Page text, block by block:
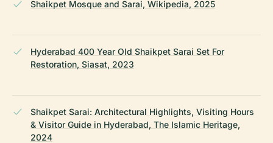
Shaikpet Mosque and Sarai, Wikipedia, 2025
Hyderabad 400 Year Old Shaikpet Sarai Set For
Restoration, Siasat, 2023
Shaikpet Sarai: Architectural Highlights, Visiting Hours
& Visitor Guide in Hyderabad, The Islamic Heritage,
2024